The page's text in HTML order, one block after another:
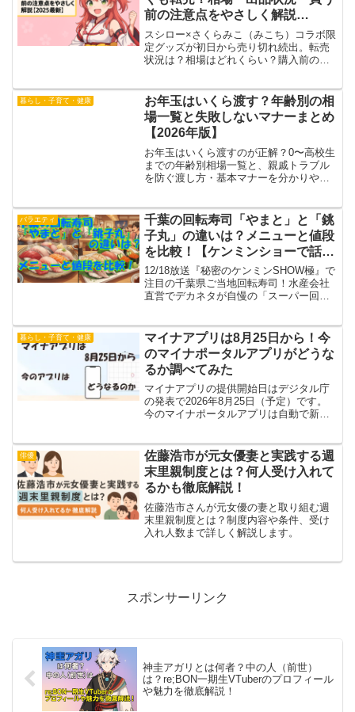
前の注意点をやさしく解説
【2025最新】
スシロー×さくらみこ（みこち）コラボ限
定グッズが初日から売り切れ続出。転売
状況は？相場はどれくらい？購入前の注
まとめました【2025最新】。
暮らし・子育て・健康
お年玉はいくら渡す？年齢別の相
場一覧と失敗しないマナーまとめ
【2026年版】
お年玉はいくら渡すのが正解？0〜高校生
までの年齢別相場一覧と、親戚トラブル
を防ぐ渡し方・基本マナーを分かりやす
バラエティ
千葉の回転寿司「やまと」と「銚
子丸」の違いは？メニューと値段
を比較！【ケンミンショーで話
題】
12/18放送『秘密のケンミンSHOW極』で
注目の千葉県ご当地回転寿司！水産会社
直営でデカネタが自慢の「スーパー回転
の違い、値段、おすすめネタをまとめま
した。千葉に行ったらどっちに行く？
暮らし・子育て・健康
マイナアプリは8月25日から！今
のマイナポータルアプリがどうな
るか調べてみた
マイナアプリの提供開始日はデジタル庁
の発表で2026年8月25日（予定）です。
今のマイナポータルアプリは自動で新し
定、利用登録の手順、機種変更のときの
注意点を公式ページの記載だけで並べま
した。
俳優
佐藤浩市が元女優妻と実践する週
末里親制度とは？何人受け入れて
るかも徹底解説！
佐藤浩市さんが元女優の妻と取り組む週
末里親制度とは？制度内容や条件、受け
入れ人数まで詳しく解説します。
スポンサーリンク
神圭アガリとは何者？中の人（前世）
は？re;BON一期生VTuberのプロフィール
や魅力を徹底解説！